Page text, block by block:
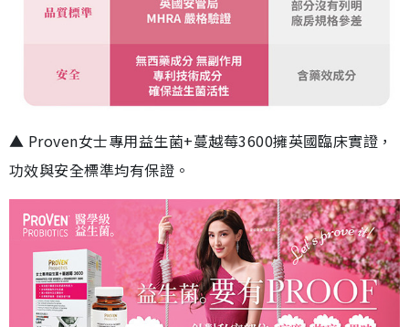
▲ Proven女士專用益生菌+蔓越莓3600擁英國臨床實證，
功效與安全標準均有保證。